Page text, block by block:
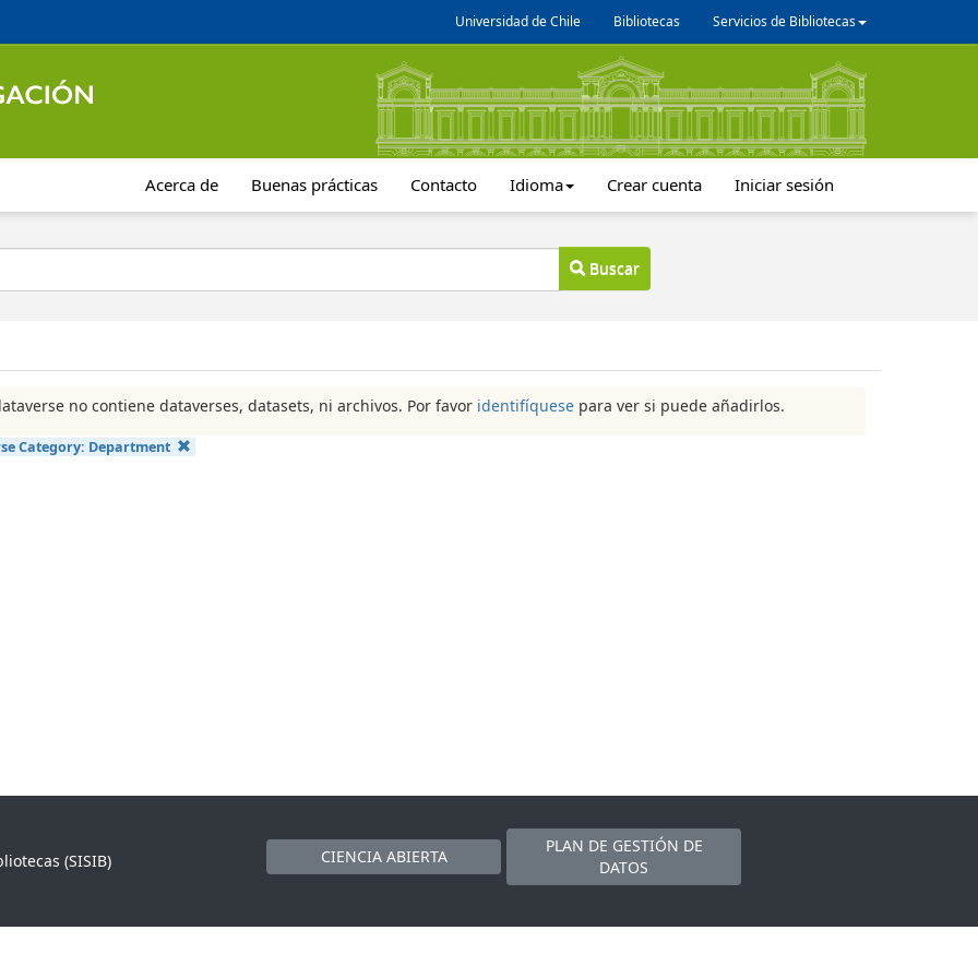
Universidad de Chile Bibliotecas Servicios de Bibliotecas
Acerca de Buenas prácticas Contacto Idioma Crear cuenta Iniciar sesión
Buscar
no contiene dataverses, datasets, ni archivos. Por favor identifíquese para ver si puede añadirlos.
Category: Department
(SISIB)
CIENCIA ABIERTA
PLAN DE GESTIÓN DE
DATOS